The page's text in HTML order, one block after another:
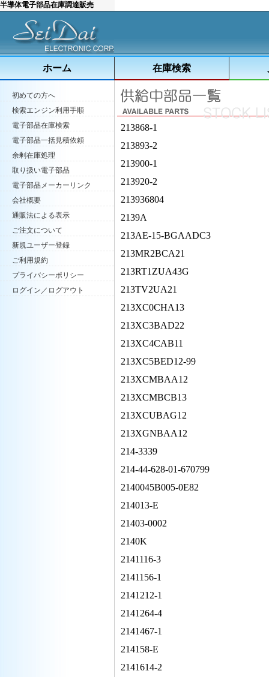
半導体電子部品在庫調達販売
ホーム 在庫検索
初めての方へ
検索エンジン利用手順
電子部品在庫検索
電子部品一括見積依頼
余剰在庫処理
取り扱い電子部品
電子部品メーカーリンク
会社概要
通販法による表示
ご注文について
新規ユーザー登録
ご利用規約
プライバシーポリシー
ログイン／ログアウト
213868-1
213893-2
213900-1
213920-2
213936804
2139A
213AE-15-BGAADC3
213MR2BCA21
213RT1ZUA43G
213TV2UA21
213XC0CHA13
213XC3BAD22
213XC4CAB11
213XC5BED12-99
213XCMBAA12
213XCMBCB13
213XCUBAG12
213XGNBAA12
214-3339
214-44-628-01-670799
2140045B005-0E82
214013-E
21403-0002
2140K
2141116-3
2141156-1
2141212-1
2141264-4
2141467-1
214158-E
2141614-2